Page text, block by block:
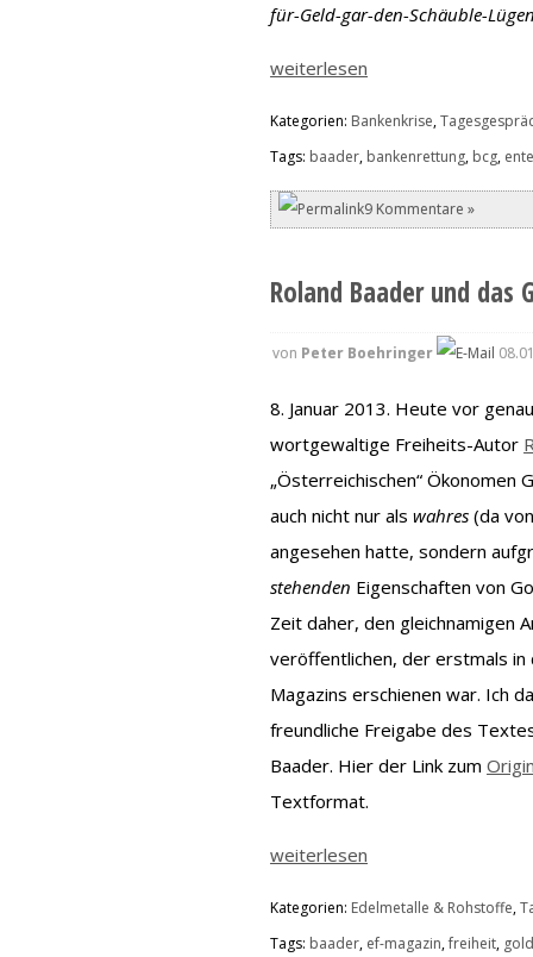
für-Geld-gar-den-Schäuble-
weiterlesen
Kategorien: Bankenkrise,
Tags: baader, bankenrettung, bcg,
9 Kommentare »
Roland Baader und
von Peter Boehringer
8. Januar 2013. Heute vor
wortgewaltige Freiheits-Autor
„Österreichischen“ Ökonomen
auch nicht nur alswahres(da
angesehen hatte, sondern
stehenden Eigenschaften von
Zeit daher, den gleichnamigen
veröffentlichen, der erstmals
Magazins erschienen war. Ich
freundliche Freigabe des
Baader. Hier der Link zum
Textformat.
weiterlesen
Kategorien: Edelmetalle & Rohstoffe,
Tags: baader, ef-magazin,freiheit,